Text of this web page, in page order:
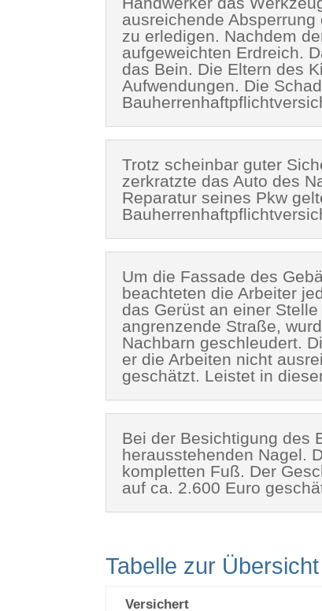
ausreichende
zu erledigen. Nachdem
aufgeweichten Erdreich.
das Bein. Die Eltern des
Aufwendungen. Die
Trotz scheinbar guter
zerkratzte das Auto des
Reparatur seines Pkw
Um die Fassade des
beachteten die Arbeiter
das Gerüst an einer
angrenzende Straße,
Nachbarn geschleudert.
er die Arbeiten nicht
geschätzt. Leistet in
Bei der Besichtigung des
herausstehenden Nagel.
kompletten Fuß. Der
auf ca. 2.600 Euro
Tabelle zur
Versichert